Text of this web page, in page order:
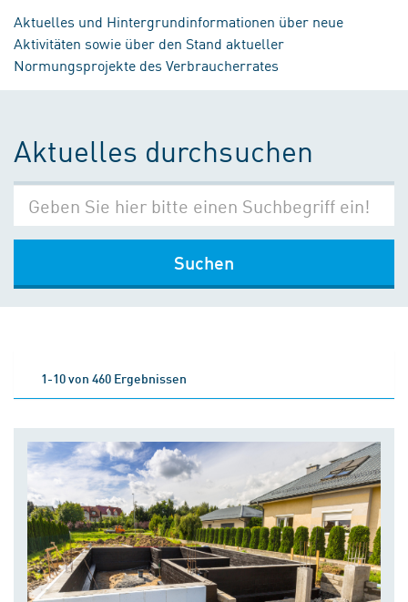
Aktuelles und Hintergrundinformationen über neue
Aktivitäten sowie über den Stand aktueller
Normungsprojekte des Verbraucherrates
Aktuelles durchsuchen
Suchen
1-10 von 460 Ergebnissen